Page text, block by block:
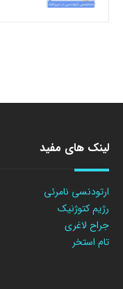
لینک های مفید
ارتودنسی نامرئی
رژیم کتوژنیک
جراح لاغری
تام استخر